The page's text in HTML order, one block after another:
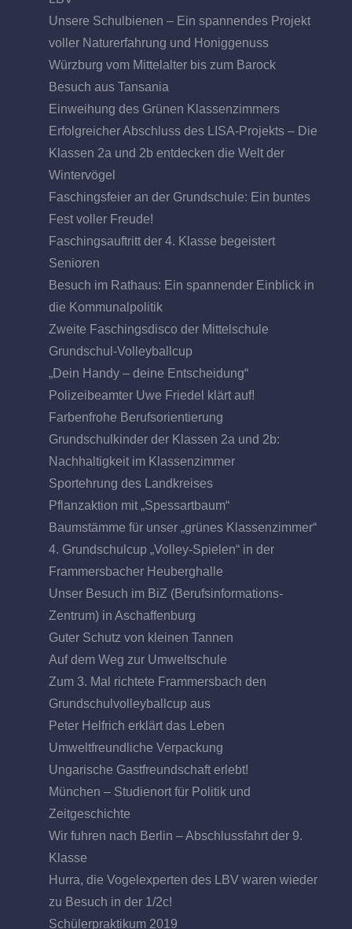
Unsere Schulbienen – Ein spannendes Projekt
voller Naturerfahrung und Honiggenuss
Würzburg vom Mittelalter bis zum Barock
Besuch aus Tansania
Einweihung des Grünen Klassenzimmers
Erfolgreicher Abschluss des LISA-Projekts – Die
Klassen 2a und 2b entdecken die Welt der
Wintervögel
Faschingsfeier an der Grundschule: Ein buntes
Fest voller Freude!
Faschingsauftritt der 4. Klasse begeistert
Senioren
Besuch im Rathaus: Ein spannender Einblick in
die Kommunalpolitik
Zweite Faschingsdisco der Mittelschule
Grundschul-Volleyballcup
„Dein Handy – deine Entscheidung“
Polizeibeamter Uwe Friedel klärt auf!
Farbenfrohe Berufsorientierung
Grundschulkinder der Klassen 2a und 2b:
Nachhaltigkeit im Klassenzimmer
Sportehrung des Landkreises
Pflanzaktion mit „Spessartbaum“
Baumstämme für unser „grünes Klassenzimmer“
4. Grundschulcup „Volley-Spielen“ in der
Frammersbacher Heuberghalle
Unser Besuch im BiZ (Berufsinformations-
Zentrum) in Aschaffenburg
Guter Schutz von kleinen Tannen
Auf dem Weg zur Umweltschule
Zum 3. Mal richtete Frammersbach den
Grundschulvolleyballcup aus
Peter Helfrich erklärt das Leben
Umweltfreundliche Verpackung
Ungarische Gastfreundschaft erlebt!
München – Studienort für Politik und
Zeitgeschichte
Wir fuhren nach Berlin – Abschlussfahrt der 9.
Klasse
Hurra, die Vogelexperten des LBV waren wieder
zu Besuch in der 1/2c!
Schülerpraktikum 2019